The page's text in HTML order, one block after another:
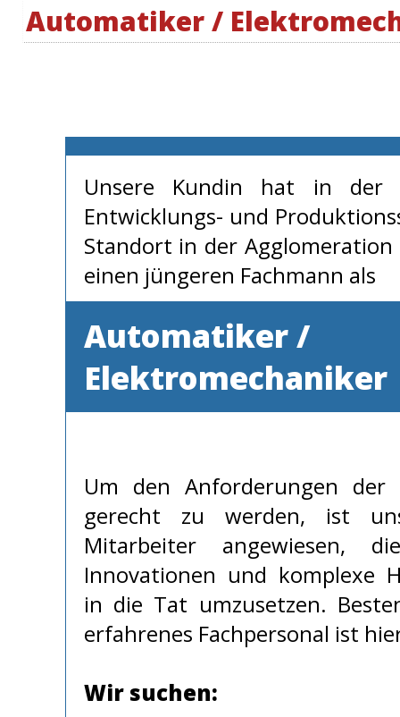
Automatiker /
Unsere Kundin hat in der
Entwicklungs- und
Standort in der
einen jüngeren Fachmann als
Automatiker /
Elektromechaniker
Um den Anforderungen der
gerecht zu werden, ist
Mitarbeiter angewiesen,
Innovationen und komplexe
in die Tat umzusetzen.
erfahrenes Fachpersonal ist
Wir suchen: